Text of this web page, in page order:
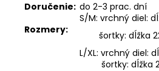
Doručenie: do 2-3 prac. dní
Rozmery:
S/M: vrchný diel:
šortky: dĺžka
L/XL: vrchný diel:
šortky: dĺžka